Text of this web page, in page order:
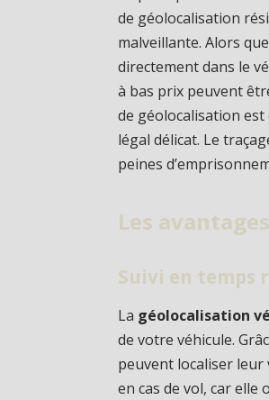
de géolocalisation
malveillante. Alors
directement dans le
à bas prix peuvent
de géolocalisation
légal délicat. Le
peines
Les
Suivi en temps
La géolocalisation
de votre véhicule.
peuvent localiser
en cas de vol, car